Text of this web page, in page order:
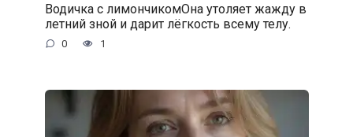
Водичка с лимончикомОна утоляет жажду в
летний зной и дарит лёгкость всему телу.
0 1